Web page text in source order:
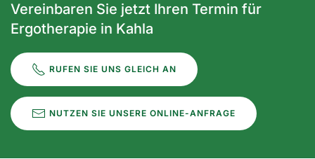
Vereinbaren Sie jetzt Ihren Termin für
Ergotherapie in Kahla
RUFEN SIE UNS GLEICH AN
NUTZEN SIE UNSERE ONLINE-ANFRAGE